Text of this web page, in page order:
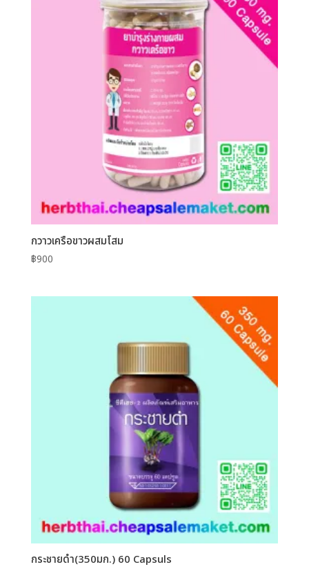
กวาวเครือขาวผสมโสม
฿900
กระชายดำ(350มก.) 60 Capsuls